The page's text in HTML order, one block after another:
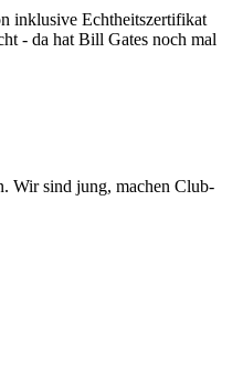
inklusive Echtheitszertifikat
- da hat Bill Gates noch mal
Wir sind jung, machen Club-